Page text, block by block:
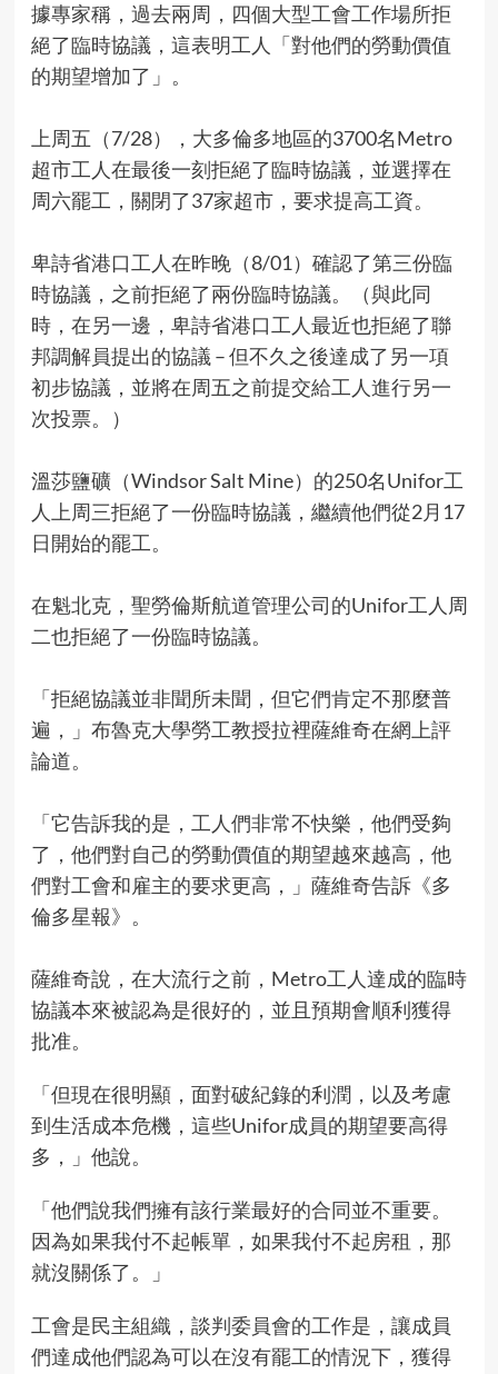
據專家稱，過去兩周，四個大型工會工作場所拒
絕了臨時協議，這表明工人「對他們的勞動價值
的期望增加了」。
上周五（7/28），大多倫多地區的3700名Metro
超市工人在最後一刻拒絕了臨時協議，並選擇在
周六罷工，關閉了37家超市，要求提高工資。
卑詩省港口工人在昨晚（8/01）確認了第三份臨
時協議，之前拒絕了兩份臨時協議。（與此同
時，在另一邊，卑詩省港口工人最近也拒絕了聯
邦調解員提出的協議 – 但不久之後達成了另一項
初步協議，並將在周五之前提交給工人進行另一
次投票。）
溫莎鹽礦（Windsor Salt Mine）的250名Unifor工
人上周三拒絕了一份臨時協議，繼續他們從2月17
日開始的罷工。
在魁北克，聖勞倫斯航道管理公司的Unifor工人周
二也拒絕了一份臨時協議。
「拒絕協議並非聞所未聞，但它們肯定不那麼普
遍，」布魯克大學勞工教授拉裡薩維奇在網上評
論道。
「它告訴我的是，工人們非常不快樂，他們受夠
了，他們對自己的勞動價值的期望越來越高，他
們對工會和雇主的要求更高，」薩維奇告訴《多
倫多星報》。
薩維奇說，在大流行之前，Metro工人達成的臨時
協議本來被認為是很好的，並且預期會順利獲得
批准。
「但現在很明顯，面對破紀錄的利潤，以及考慮
到生活成本危機，這些Unifor成員的期望要高得
多，」他說。
「他們說我們擁有該行業最好的合同並不重要。
因為如果我付不起帳單，如果我付不起房租，那
就沒關係了。」
工會是民主組織，談判委員會的工作是，讓成員
們達成他們認為可以在沒有罷工的情況下，獲得